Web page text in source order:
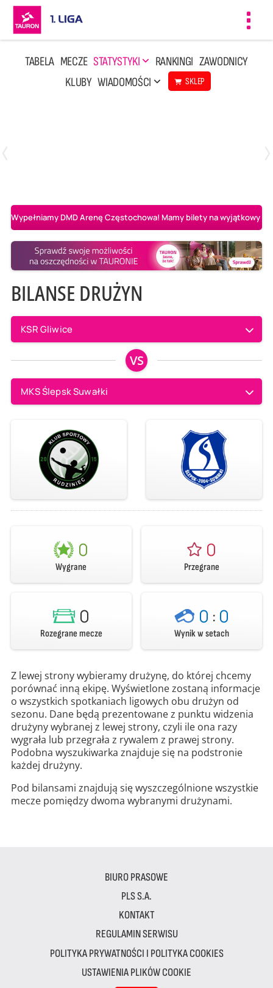
TABELA MECZE STATYSTYKI RANKINGI ZAWODNICY
KLUBY WIADOMOŚCI SKLEP
Wypełniamy DMD Arenę Częstochowa! Mamy bilety na wyjątkowy
BILANSE DRUŻYN
KSR Gliwice
VS
MKS Ślepsk Suwałki
0
Wygrane
0
Przegrane
0
Rozegrane mecze
0 : 0
Wynik w setach
Z lewej strony wybieramy drużynę, do której chcemy
porównać inną ekipę. Wyświetlone zostaną informacje
o wszystkich spotkaniach ligowych obu drużyn od
sezonu. Dane będą prezentowane z punktu widzenia
drużyny wybranej z lewej strony, czyli ile ona razy
wygrała lub przegrała z rywalem z prawej strony.
Podobna wyszukiwarka znajduje się na podstronie
każdej drużyny.
Pod bilansami znajdują się wyszczególnione wszystkie
mecze pomiędzy dwoma wybranymi drużynami.
BIURO PRASOWE
PLS S.A.
KONTAKT
REGULAMIN SERWISU
POLITYKA PRYWATNOŚCI I POLITYKA COOKIES
USTAWIENIA PLIKÓW COOKIE